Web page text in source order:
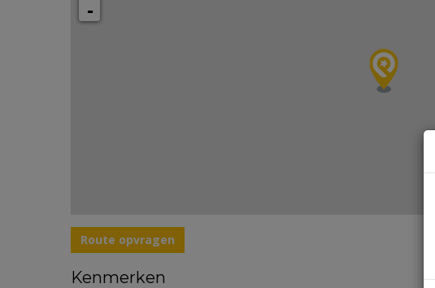
-
Route opvragen
Kenmerken